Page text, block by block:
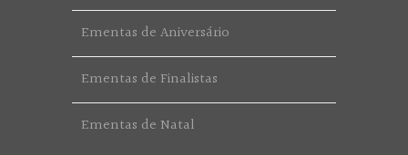
Ementas de Aniversário
Ementas de Finalistas
Ementas de Natal